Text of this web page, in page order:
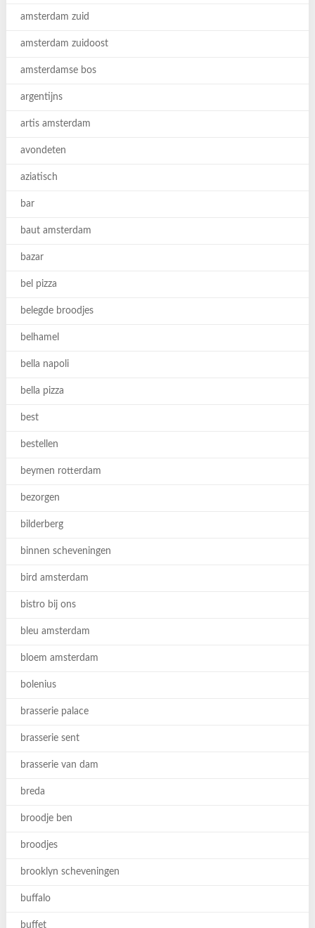
amsterdam zuid
amsterdam zuidoost
amsterdamse bos
argentijns
artis amsterdam
avondeten
aziatisch
bar
baut amsterdam
bazar
bel pizza
belegde broodjes
belhamel
bella napoli
bella pizza
best
bestellen
beymen rotterdam
bezorgen
bilderberg
binnen scheveningen
bird amsterdam
bistro bij ons
bleu amsterdam
bloem amsterdam
bolenius
brasserie palace
brasserie sent
brasserie van dam
breda
broodje ben
broodjes
brooklyn scheveningen
buffalo
buffet